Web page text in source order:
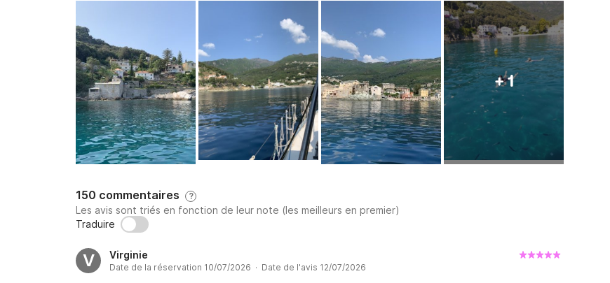
+ 1
150 commentaires ?
Les avis sont triés en fonction de leur note (les meilleurs en premier)
Traduire
V Virginie
Date de la réservation 10/07/2026 · Date de l'avis 12/07/2026